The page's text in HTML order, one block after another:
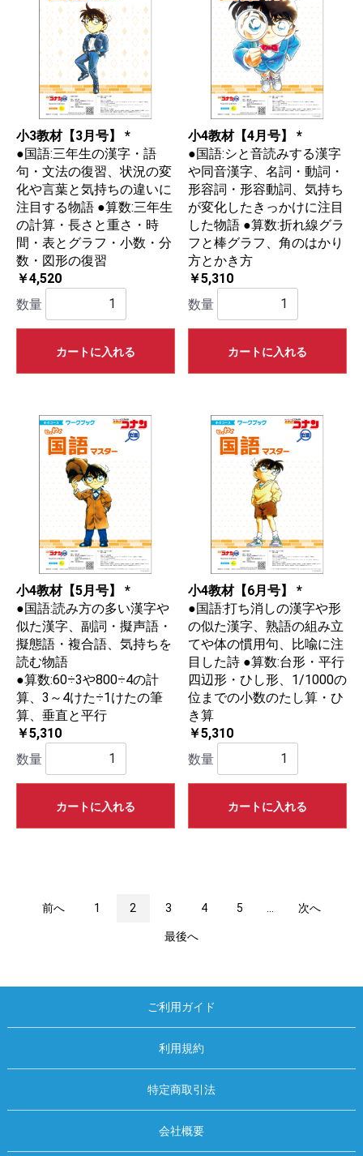
小3教材【3月号】 *
●国語:三年生の漢字・語
句・文法の復習、状況の変
化や言葉と気持ちの違いに
注目する物語 ●算数:三年生
の計算・長さと重さ・時
間・表とグラフ・小数・分
数・図形の復習
￥4,520
数量
カートに入れる
小4教材【4月号】 *
●国語:シと音読みする漢字
や同音漢字、名詞・動詞・
形容詞・形容動詞、気持ち
が変化したきっかけに注目
した物語 ●算数:折れ線グラ
フと棒グラフ、角のはかり
方とかき方
￥5,310
数量
カートに入れる
小4教材【5月号】 *
●国語:読み方の多い漢字や
似た漢字、副詞・擬声語・
擬態語・複合語、気持ちを
読む物語
●算数:60÷3や800÷4の計
算、3～4けた÷1けたの筆
算、垂直と平行
￥5,310
数量
カートに入れる
小4教材【6月号】 *
●国語:打ち消しの漢字や形
の似た漢字、熟語の組み立
てや体の慣用句、比喩に注
目した詩 ●算数:台形・平行
四辺形・ひし形、1/1000の
位までの小数のたし算・ひ
き算
￥5,310
数量
カートに入れる
前へ 1 2 3 4 5 次へ
最後へ
ご利用ガイド
利用規約
特定商取引法
会社概要